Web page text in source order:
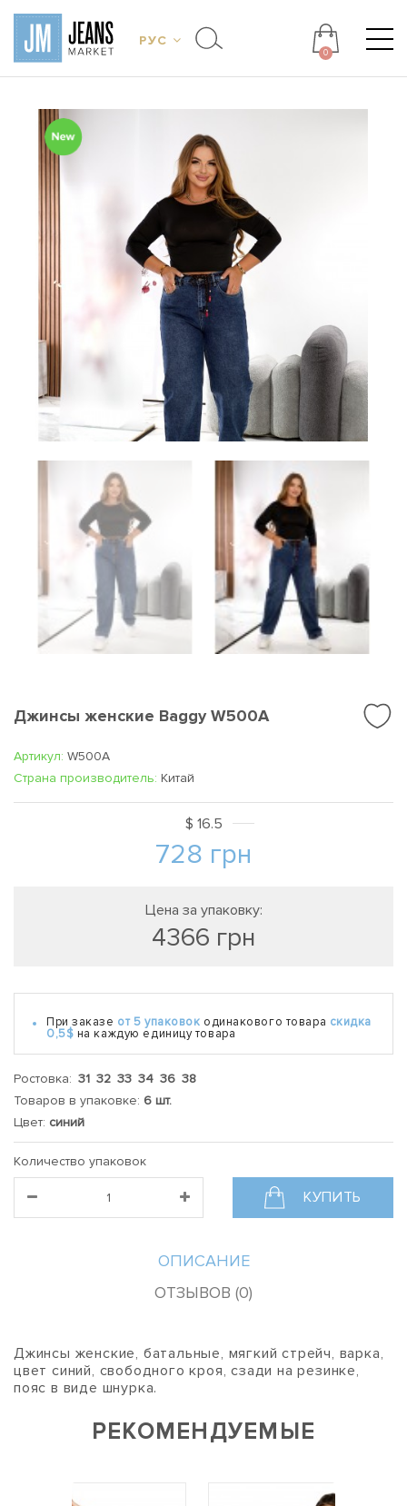
РУС
0
Джинсы женские Baggy W500A
Артикул: W500A
Cтрана производитель: Китай
$ 16.5
728 грн
Цена за упаковку:
4366 грн
При заказе от 5 упаковок одинакового товара скидка
0,5$ на каждую единицу товара
Ростовка: 31 32 33 34 36 38
Товаров в упаковке: 6 шт.
Цвет: синий
Количество упаковок
КУПИТЬ
ОПИСАНИЕ
ОТЗЫВОВ (0)
Джинсы женские, батальные, мягкий стрейч, варка,
цвет синий, свободного кроя, сзади на резинке,
пояс в виде шнурка.
РЕКОМЕНДУЕМЫЕ